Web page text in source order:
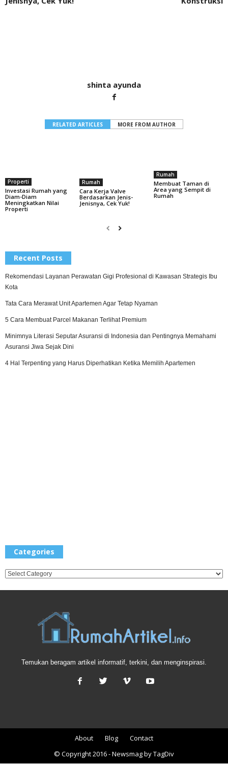
shinta ayunda
RELATED ARTICLES MORE FROM AUTHOR
Properti
Investasi Rumah yang
Diam-Diam
Meningkatkan Nilai
Properti
Rumah
Cara Kerja Valve
Berdasarkan Jenis-
Jenisnya, Cek Yuk!
Rumah
Membuat Taman di
Area yang Sempit di
Rumah
Recent Posts
Rekomendasi Layanan Perawatan Gigi Profesional di Kawasan Strategis Ibu
Kota
Tata Cara Merawat Unit Apartemen Agar Tetap Nyaman
5 Cara Membuat Parcel Makanan Terlihat Premium
Minimnya Literasi Seputar Asuransi di Indonesia dan Pentingnya Memahami
Asuransi Jiwa Sejak Dini
4 Hal Terpenting yang Harus Diperhatikan Ketika Memilih Apartemen
Categories
Temukan beragam artikel informatif, terkini, dan menginspirasi.
About Blog
Contact
© Copyright 2016 - Newsmag by TagDiv